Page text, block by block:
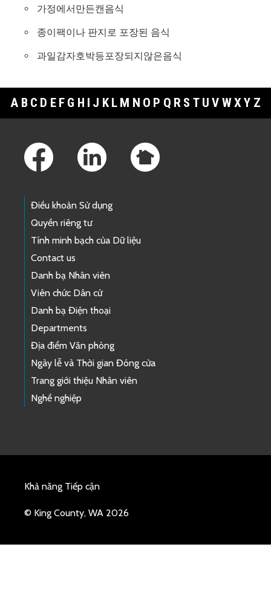
가정에서만든캔음식
종이팩이나 판지로 포장된 음식
과일감자호박등포장되지않은음식
A B C D E F G H I J K L M N O P Q R S T U V WXY Z
Điều khoản Sử dụng
Quyền riêng tư
Tính minh bạch của Dữ liệu
Contact us
Danh bạ Nhân viên
Viên chức Dân cử
Danh bạ Điện thoại
Departments
Địa điểm Văn phòng
Ngày lễ và Thời gian Đóng cửa
Trang giới thiệu Nhân viên
Nghề nghiệp
Khả năng Tiếp cận
© King County, WA 2026